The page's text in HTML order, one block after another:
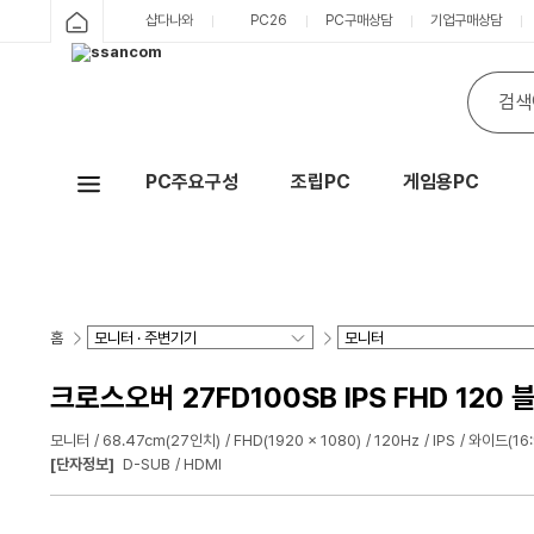
샵다나와 PC26 PC구매상담 기업구매상담
PC주요구성 조립PC 게임용PC
홈
크로스오버 27FD100SB IPS FHD 120
모니터 68.47cm(27인치) FHD(1920 x 1080) 120Hz IPS 와이드
[단자정보] D-SUB HDMI